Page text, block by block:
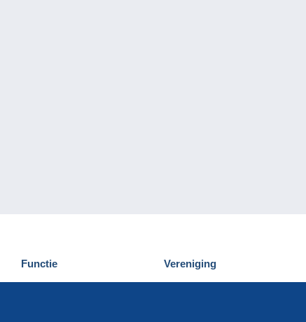
Functie
Nieuwigheden
Vereniging
Wie zijn wij